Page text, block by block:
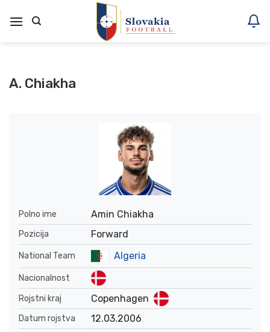
na
A. Chiakha
Polno ime Amin Chiakha
Pozicija Forward
National Team Algeria
Nacionalnost
Rojstni kraj
Copenhagen
Datum rojstva 12.03.2006